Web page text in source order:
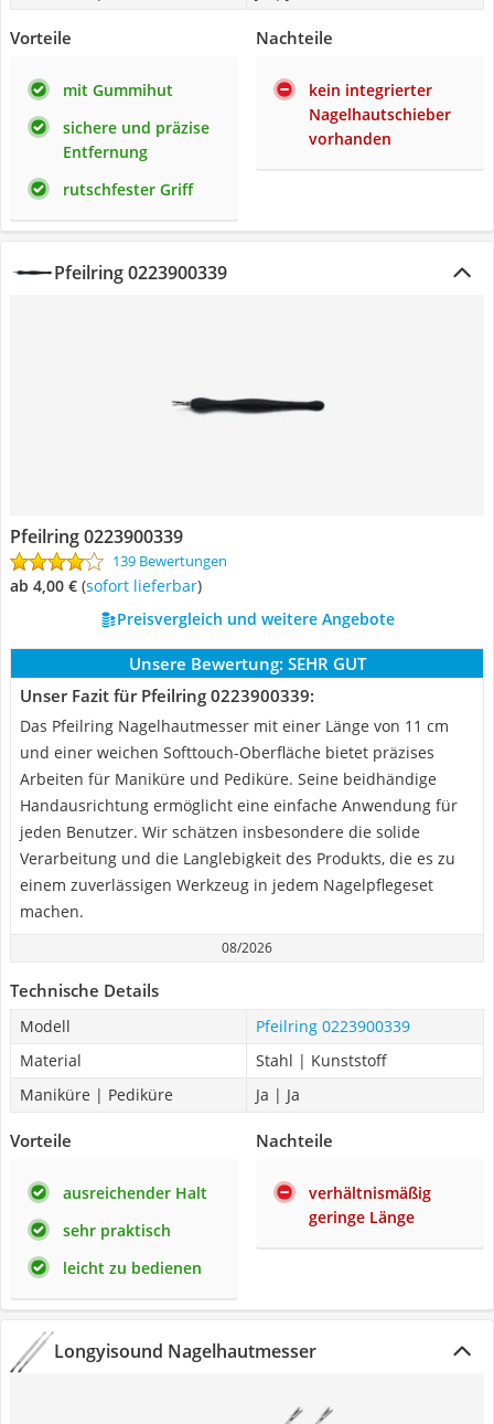
Vorteile
mit Gummihut
sichere und präzise
Entfernung
rutschfester Griff
Nachteile
kein integrierter
Nagelhautschieber
vorhanden
Pfeilring 0223900339
Pfeilring 0223900339
139 Bewertungen
ab 4,00 € ( Sofort lieferbar)
Preisvergleich und weitere Angebote
Unsere Bewertung: SEHR GUT
Unser Fazit für Pfeilring 0223900339:
Das Pfeilring Nagelhautmesser mit einer Länge von 11 cm
und einer weichen Softtouch-Oberfläche bietet präzises
Arbeiten für Maniküre und Pediküre. Seine beidhändige
Handausrichtung ermöglicht eine einfache Anwendung für
jeden Benutzer. Wir schätzen insbesondere die solide
Verarbeitung und die Langlebigkeit des Produkts, die es zu
einem zuverlässigen Werkzeug in jedem Nagelpflegeset
machen.
08/2026
Technische Details
Modell
Pfeilring 0223900339
Material
Stahl | Kunststoff
Maniküre | Pediküre
Ja | Ja
Vorteile
ausreichender Halt
sehr praktisch
leicht zu bedienen
Nachteile
verhältnismäßig
geringe Länge
Longyisound Nagelhautmesser